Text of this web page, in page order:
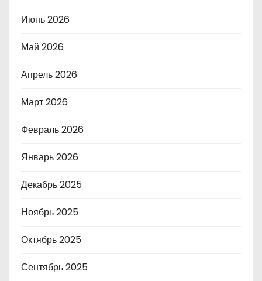
Июнь 2026
Май 2026
Апрель 2026
Март 2026
Февраль 2026
Январь 2026
Декабрь 2025
Ноябрь 2025
Октябрь 2025
Сентябрь 2025